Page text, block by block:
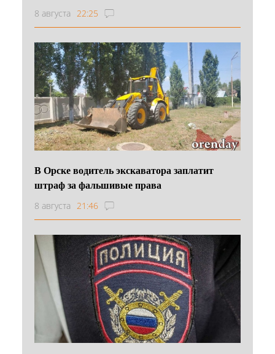
8 августа 22:25
В Орске водитель экскаватора заплатит
штраф за фальшивые права
8 августа 21:46